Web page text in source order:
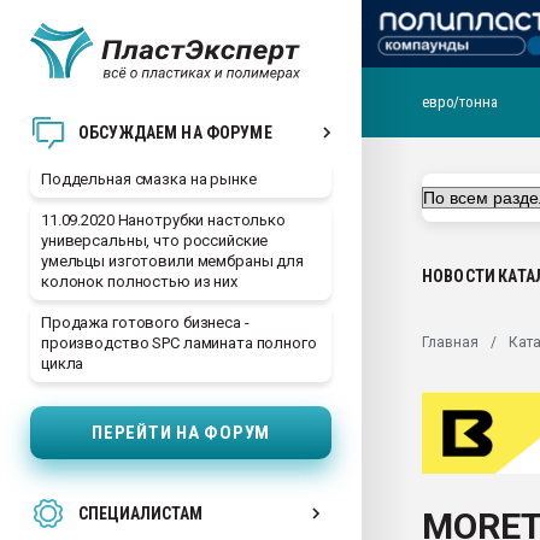
ОБСУЖДАЕМ НА ФОРУМЕ
Поддельная смазка на рынке
11.09.2020 Нанотрубки настолько
универсальны, что российские
умельцы изготовили мембраны для
колонок полностью из них
Продажа готового бизнеса -
производство SPC ламината полного
цикла
ПЕРЕЙТИ НА ФОРУМ
СПЕЦИАЛИСТАМ
ближайшее
Подмосковье, Москва
первый план в
28.07.2026
ситуацией на
Всё, что касается
Материал поверхности
вакуумного
Продам отходы
евро/тонна
НОВОСТИ
Главная